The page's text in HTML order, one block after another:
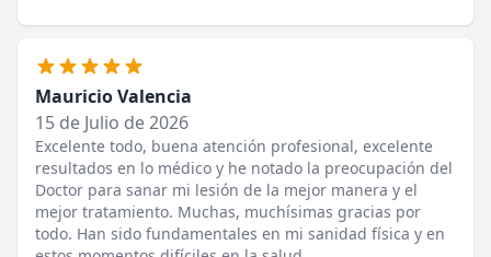
Mauricio Valencia
15 de Julio de 2026
Excelente todo, buena atención profesional, excelente
resultados en lo médico y he notado la preocupación del
Doctor para sanar mi lesión de la mejor manera y el
mejor tratamiento. Muchas, muchísimas gracias por
todo. Han sido fundamentales en mi sanidad física y en